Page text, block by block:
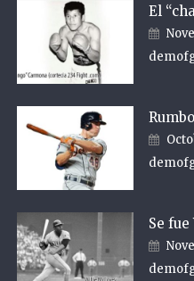
El
Se